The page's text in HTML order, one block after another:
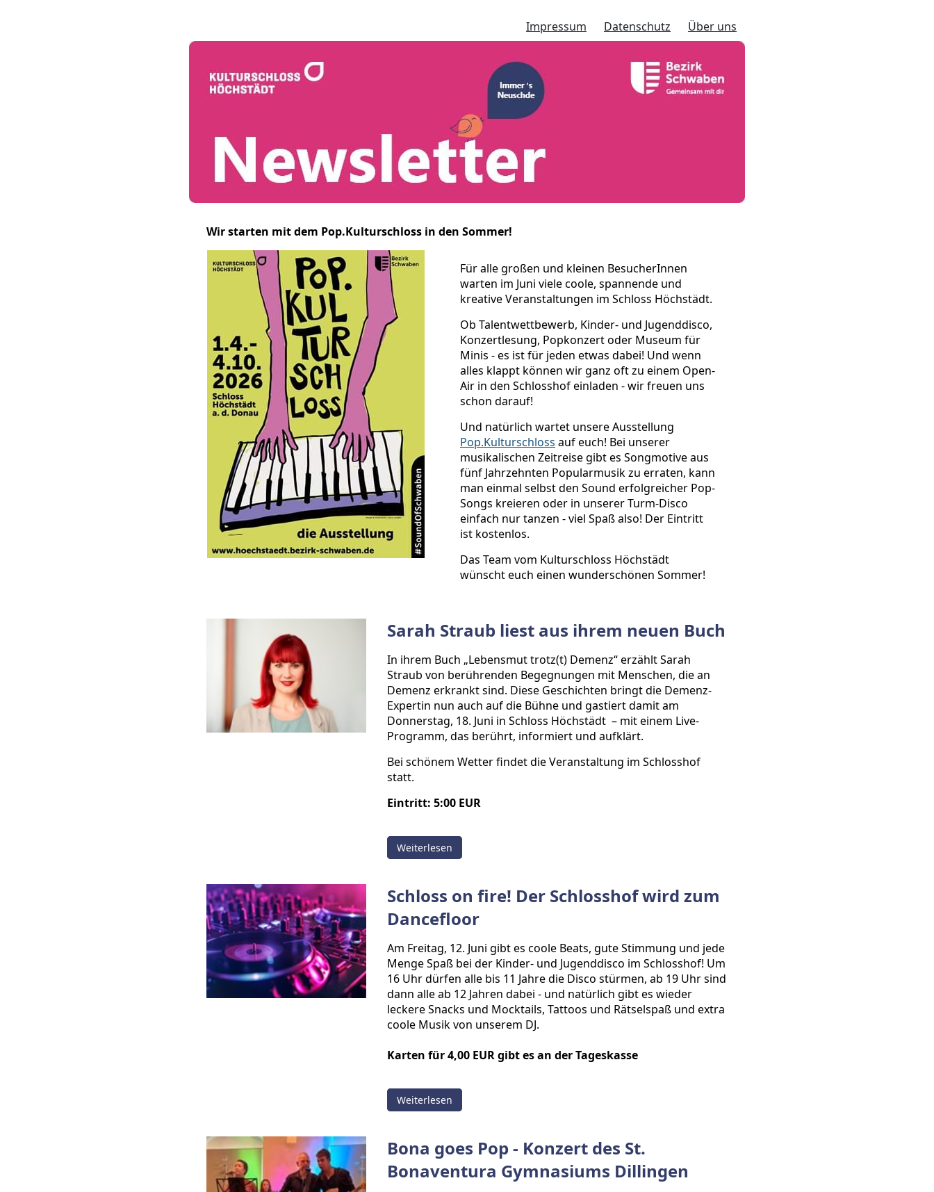
Impressum Datenschutz Über uns
Wir starten mit dem Pop.Kulturschloss in den Sommer!
Für alle großen und kleinen BesucherInnen
warten im Juni viele coole, spannende und
kreative Veranstaltungen im Schloss Höchstädt.
Ob Talentwettbewerb, Kinder- und Jugenddisco,
Konzertlesung, Popkonzert oder Museum für
Minis - es ist für jeden etwas dabei! Und wenn
alles klappt können wir ganz oft zu einem Open-
Air in den Schlosshof einladen - wir freuen uns
schon darauf!
Und natürlich wartet unsere Ausstellung
Pop.Kulturschloss auf euch! Bei unserer
musikalischen Zeitreise gibt es Songmotive aus
fünf Jahrzehnten Popularmusik zu erraten, kann
man einmal selbst den Sound erfolgreicher Pop-
Songs kreieren oder in unserer Turm-Disco
einfach nur tanzen - viel Spaß also! Der Eintritt
ist kostenlos.
Das Team vom Kulturschloss Höchstädt
wünscht euch einen wunderschönen Sommer!
Sarah Straub liest aus ihrem neuen Buch
In ihrem Buch „Lebensmut trotz(t) Demenz“ erzählt Sarah
Straub von berührenden Begegnungen mit Menschen, die an
Demenz erkrankt sind. Diese Geschichten bringt die Demenz-
Expertin nun auch auf die Bühne und gastiert damit am
Donnerstag, 18. Juni in Schloss Höchstädt – mit einem Live-
Programm, das berührt, informiert und aufklärt.
Bei schönem Wetter findet die Veranstaltung im Schlosshof
statt.
Eintritt: 5:00 EUR
Weiterlesen
Schloss on fire! Der Schlosshof wird zum
Dancefloor
Am Freitag, 12. Juni gibt es coole Beats, gute Stimmung und jede
Menge Spaß bei der Kinder- und Jugenddisco im Schlosshof! Um
16 Uhr dürfen alle bis 11 Jahre die Disco stürmen, ab 19 Uhr sind
dann alle ab 12 Jahren dabei - und natürlich gibt es wieder
leckere Snacks und Mocktails, Tattoos und Rätselspaß und extra
coole Musik von unserem DJ.
Karten für 4,00 EUR gibt es an der Tageskasse
Weiterlesen
Bona goes Pop - Konzert des St.
Bonaventura Gymnasiums Dillingen